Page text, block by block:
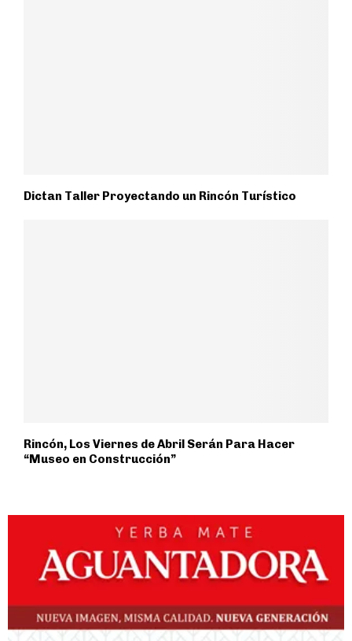
Dictan Taller Proyectando un Rincón Turístico
Rincón, Los Viernes de Abril Serán Para Hacer
“Museo en Construcción”